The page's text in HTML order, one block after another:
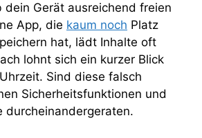
dein Gerät ausreichend freien
App, die kaum noch Platz
hat, lädt Inhalte oft
lohnt sich ein kurzer Blick
Sind diese falsch
Sicherheitsfunktionen und
durcheinandergeraten.